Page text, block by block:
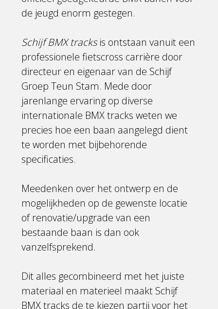
de jeugd enorm gestegen.
Schijf BMX tracksis ontstaan vanuit een
professionele fietscross carrière door
directeur en eigenaar van de Schijf
Groep Teun Stam. Mede door
jarenlange ervaring op diverse
internationale BMX tracks weten we
precies hoe een baan aangelegd dient
te worden met bijbehorende
specificaties.
Meedenken over het ontwerp en de
mogelijkheden op de gewenste locatie
of renovatie/upgrade van een
bestaande baan is dan ook
vanzelfsprekend.
Dit alles gecombineerd met het juiste
materiaal en materieel maakt Schijf
BMX tracks de te kiezen partij voor het